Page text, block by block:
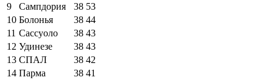
9
Сампдория 38 53
10 Болонья 38 44
11 Сассуоло 38 43
12 Удинезе 38 43
13 СПАЛ 38 42
14 Парма 38 41